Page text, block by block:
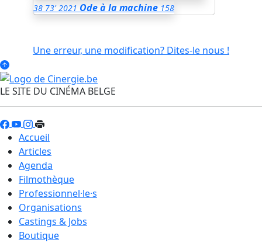
38 73' 2021 Ode à la machine 158
Une erreur, une modification? Dites-le nous !
LE SITE DU CINÉMA BELGE
Accueil
Articles
Agenda
Filmothèque
Professionnel·le·s
Organisations
Castings & Jobs
Boutique